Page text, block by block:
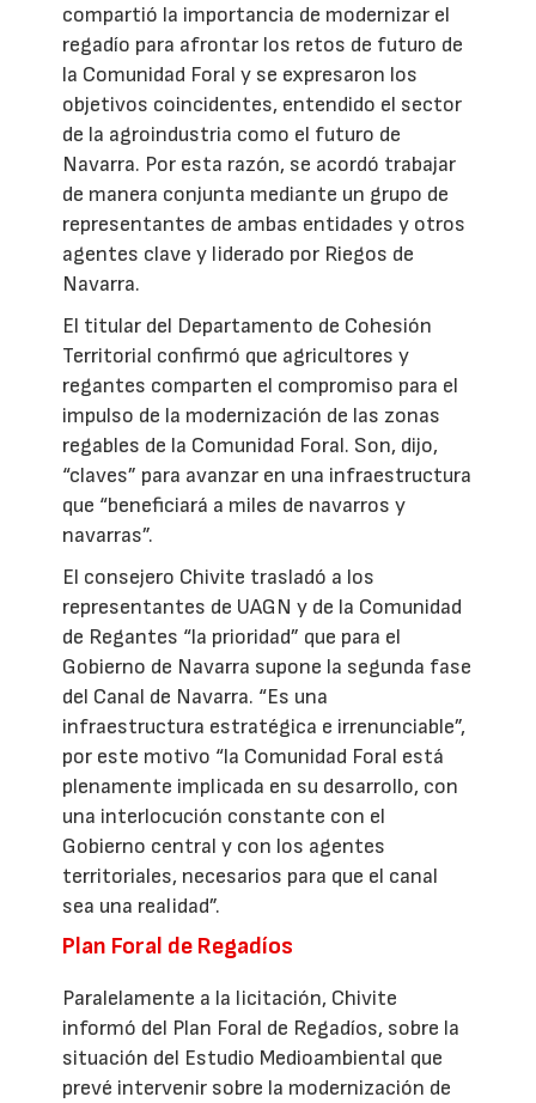
compartió la importancia de modernizar el
regadío para afrontar los retos de futuro de
la Comunidad Foral y se expresaron los
objetivos coincidentes, entendido el sector
de la agroindustria como el futuro de
Navarra. Por esta razón, se acordó trabajar
de manera conjunta mediante un grupo de
representantes de ambas entidades y otros
agentes clave y liderado por Riegos de
Navarra.
El titular del Departamento de Cohesión
Territorial confirmó que agricultores y
regantes comparten el compromiso para el
impulso de la modernización de las zonas
regables de la Comunidad Foral. Son, dijo,
“claves” para avanzar en una infraestructura
que “beneficiará a miles de navarros y
navarras”.
El consejero Chivite trasladó a los
representantes de UAGN y de la Comunidad
de Regantes “la prioridad” que para el
Gobierno de Navarra supone la segunda fase
del Canal de Navarra. “Es una
infraestructura estratégica e irrenunciable”,
por este motivo “la Comunidad Foral está
plenamente implicada en su desarrollo, con
una interlocución constante con el
Gobierno central y con los agentes
territoriales, necesarios para que el canal
sea una realidad”.
Plan Foral de Regadíos
Paralelamente a la licitación, Chivite
informó del Plan Foral de Regadíos, sobre la
situación del Estudio Medioambiental que
prevé intervenir sobre la modernización de